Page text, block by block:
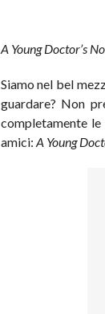
A Young Doctor’s
Siamo nel bel
guardare? Non
completamente
amici: A Young